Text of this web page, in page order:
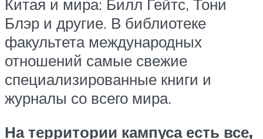
Китая и мира: Билл Гейтс, Тони
Блэр и другие. В библиотеке
факультета международных
отношений самые свежие
специализированные книги и
журналы со всего мира.
На территории кампуса есть все,